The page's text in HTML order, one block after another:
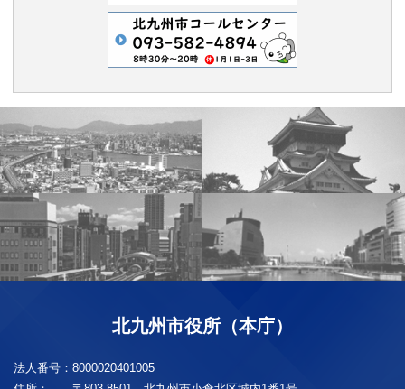
北九州市役所（本庁）
法人番号： 8000020401005